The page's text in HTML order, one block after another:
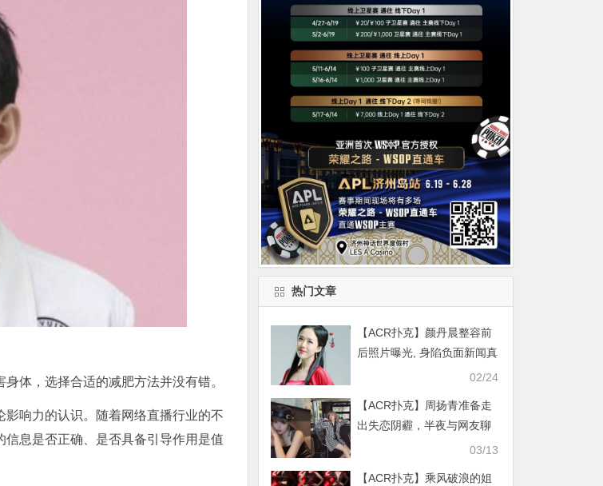
体，选择合适的减肥方法并没有错。
响力的认识。随着网络直播行业的不
息是否正确、是否具备引导作用是值
热门文章
【ACR扑克】颜丹晨整容前
后照片曝光, 身陷负面新闻真
02/24
【ACR扑克】周扬青准备走
出失恋阴霾，半夜与网友聊
03/13
【ACR扑克】乘风破浪的姐